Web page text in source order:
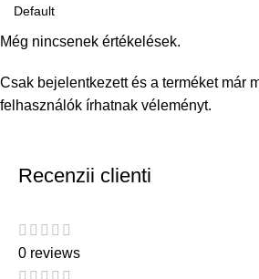
Még nincsenek értékelések.
Csak bejelentkezett és a terméket már
felhasználók írhatnak véleményt.
Recenzii clienti
0 reviews